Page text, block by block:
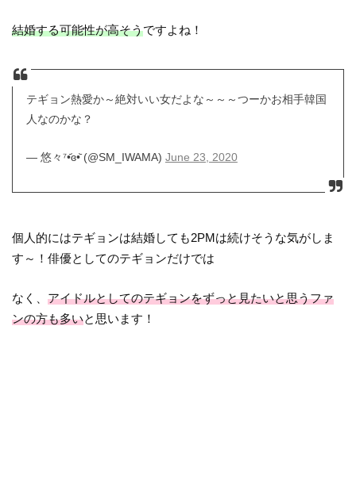
結婚する可能性が高そうですよね！
テギョン熱愛か～絶対いい女だよな～～～つーかお相手韓国
人なのかな？
— 悠々⁷•᷄ɞ•᷅ (@SM_IWAMA) June 23, 2020
個人的にはテギョンは結婚しても2PMは続けそうな気がしま
す～！俳優としてのテギョンだけでは
なく、アイドルとしてのテギョンをずっと見たいと思うファ
ンの方も多いと思います！